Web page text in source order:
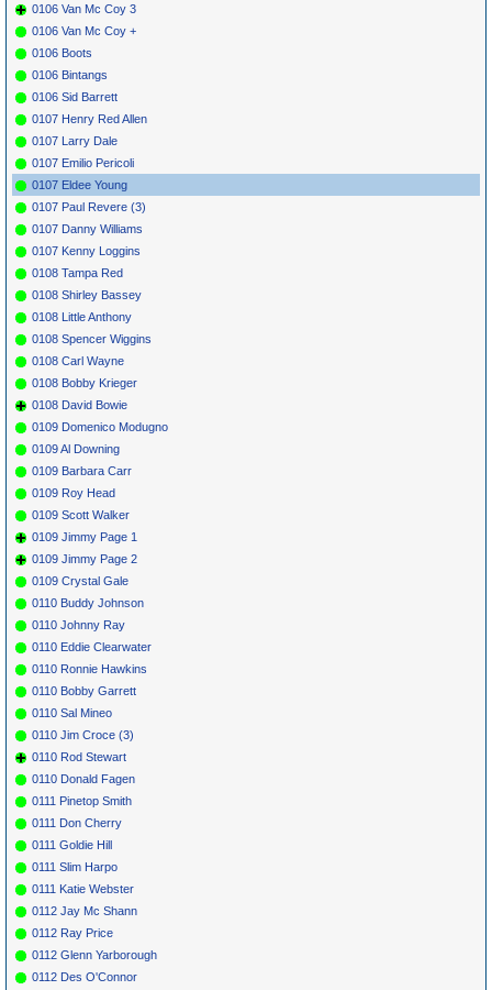
0106 Van Mc Coy 3
0106 Van Mc Coy +
0106 Boots
0106 Bintangs
0106 Sid Barrett
0107 Henry Red Allen
0107 Larry Dale
0107 Emilio Pericoli
0107 Eldee Young
0107 Paul Revere (3)
0107 Danny Williams
0107 Kenny Loggins
0108 Tampa Red
0108 Shirley Bassey
0108 Little Anthony
0108 Spencer Wiggins
0108 Carl Wayne
0108 Bobby Krieger
0108 David Bowie
0109 Domenico Modugno
0109 Al Downing
0109 Barbara Carr
0109 Roy Head
0109 Scott Walker
0109 Jimmy Page 1
0109 Jimmy Page 2
0109 Crystal Gale
0110 Buddy Johnson
0110 Johnny Ray
0110 Eddie Clearwater
0110 Ronnie Hawkins
0110 Bobby Garrett
0110 Sal Mineo
0110 Jim Croce (3)
0110 Rod Stewart
0110 Donald Fagen
0111 Pinetop Smith
0111 Don Cherry
0111 Goldie Hill
0111 Slim Harpo
0111 Katie Webster
0112 Jay Mc Shann
0112 Ray Price
0112 Glenn Yarborough
0112 Des O'Connor